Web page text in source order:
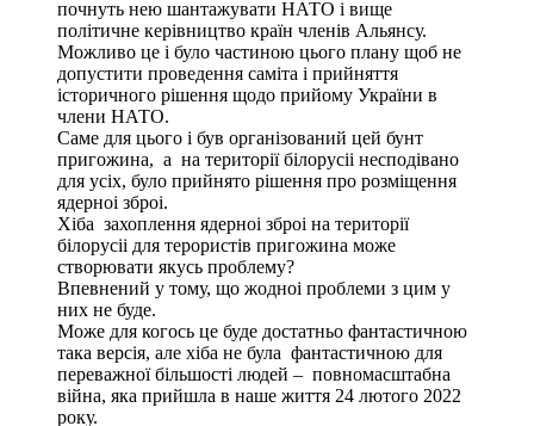
почнуть нею шантажувати НАТО і вище
політичне керівництво країн членів Альянсу.
Можливо це і було частиною цього плану щоб не
допустити проведення саміта і прийняття
історичного рішення щодо прийому України в
члени НАТО.
Саме для цього і був організований цей бунт
пригожина, а на території білорусіі несподівано
для усіх, було прийнято рішення про розміщення
ядерноі зброі.
Хіба захоплення ядерноі зброі на території
білорусіі для терористів пригожина може
створювати якусь проблему?
Впевнений у тому, що жодноі проблеми з цим у
них не буде.
Може для когось це буде достатньо фантастичною
така версія, але хіба не була фантастичною для
переважної більшості людей – повномасштабна
війна, яка прийшла в наше життя 24 лютого 2022
року.